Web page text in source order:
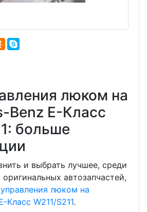
люком на
Benz E-Класс
больше
и выбрать лучшее, среди
автозапчастей,
люком на
Класс W211/S211.